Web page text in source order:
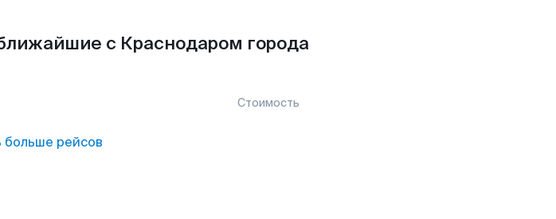
с Краснодаром города
Стоимость
больше рейсов